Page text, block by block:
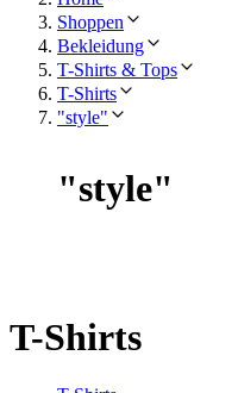
Shoppen
Bekleidung
T-Shirts & Tops
T-Shirts
"style"
"style"
T-Shirts